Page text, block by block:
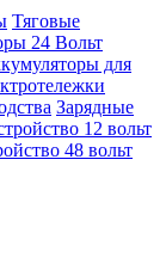
Тяговые
24 Вольт
для
Зарядные
12 вольт
48 вольт